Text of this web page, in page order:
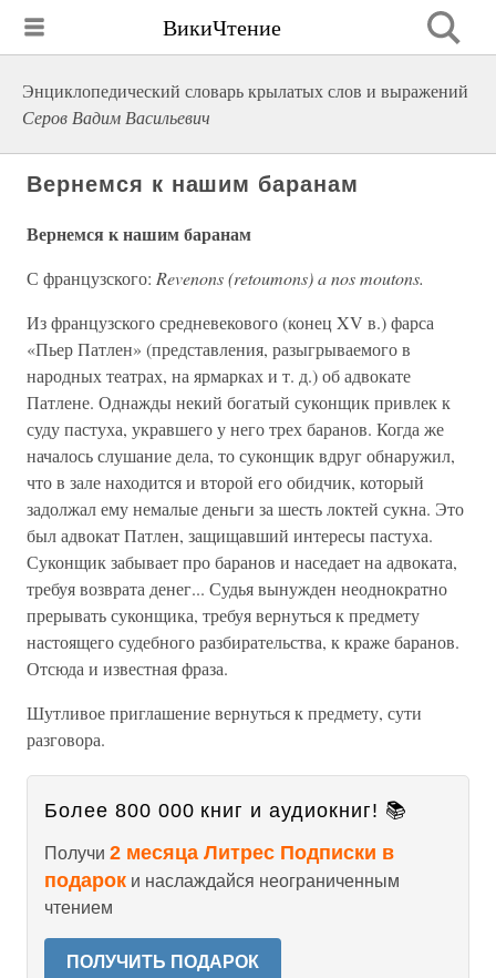
ВикиЧтение
Энциклопедический словарь крылатых слов и выражений
Серов Вадим Васильевич
Вернемся к нашим баранам
Вернемся к нашим баранам
С французского: Revenons (retoumons) a nos moutons.
Из французского средневекового (конец XV в.) фарса
«Пьер Патлен» (представления, разыгрываемого в
народных театрах, на ярмарках и т. д.) об адвокате
Патлене. Однажды некий богатый суконщик привлек к
суду пастуха, укравшего у него трех баранов. Когда же
началось слушание дела, то суконщик вдруг обнаружил,
что в зале находится и второй его обидчик, который
задолжал ему немалые деньги за шесть локтей сукна. Это
был адвокат Патлен, защищавший интересы пастуха.
Суконщик забывает про баранов и наседает на адвоката,
требуя возврата денег... Судья вынужден неоднократно
прерывать суконщика, требуя вернуться к предмету
настоящего судебного разбирательства, к краже баранов.
Отсюда и известная фраза.
Шутливое приглашение вернуться к предмету, сути
разговора.
Более 800 000 книг и аудиокниг! 📚
Получи 2 месяца Литрес Подписки в
подарок и наслаждайся неограниченным
чтением
ПОЛУЧИТЬ ПОДАРОК